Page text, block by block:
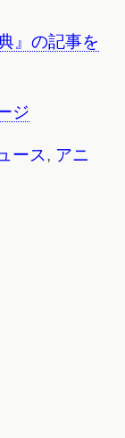
』の記事を
ジ
ース, アニ